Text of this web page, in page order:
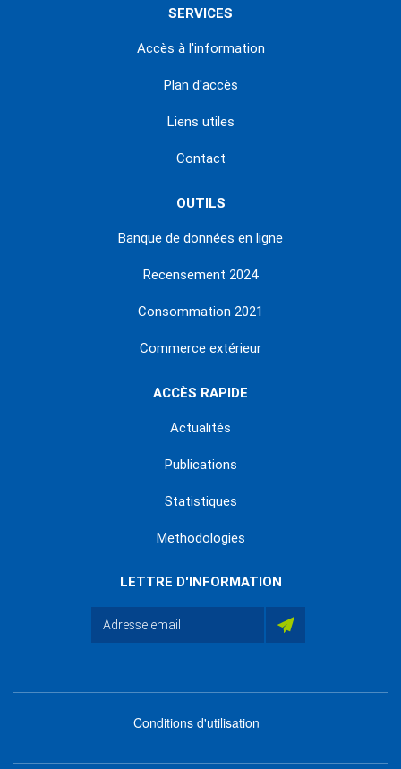
SERVICES
Accès à l'information
Plan d'accès
Liens utiles
Contact
OUTILS
Banque de données en ligne
Recensement 2024
Consommation 2021
Commerce extérieur
ACCÈS RAPIDE
Actualités
Publications
Statistiques
Methodologies
LETTRE D'INFORMATION
Conditions d'utilisation